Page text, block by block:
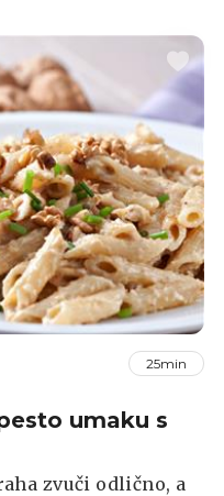
za ossobuco
25min
umaku s
zvuči odlično, a